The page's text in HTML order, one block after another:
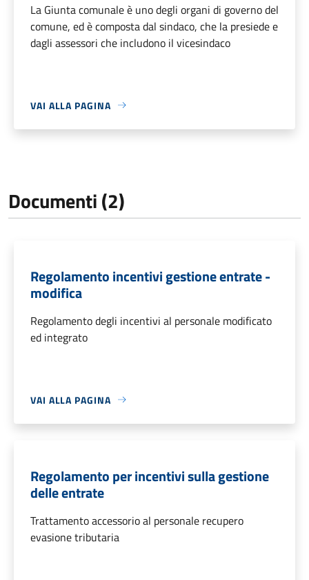
La Giunta comunale è uno degli organi di governo del
comune, ed è composta dal sindaco, che la presiede e
dagli assessori che includono il vicesindaco
VAI ALLA PAGINA
Documenti (2)
Regolamento incentivi gestione entrate -
modifica
Regolamento degli incentivi al personale modificato
ed integrato
VAI ALLA PAGINA
Regolamento per incentivi sulla gestione
delle entrate
Trattamento accessorio al personale recupero
evasione tributaria